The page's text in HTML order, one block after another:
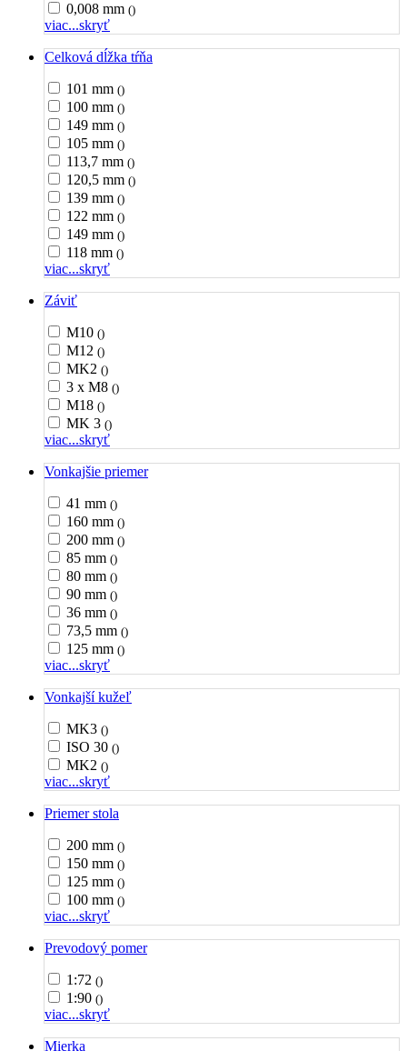
0,008 mm ()
viac...skryť
Celková dĺžka tŕňa
101 mm ()
100 mm ()
149 mm ()
105 mm ()
113,7 mm ()
120,5 mm ()
139 mm ()
122 mm ()
149 mm ()
118 mm ()
viac...skryť
Záviť
M10 ()
M12 ()
MK2 ()
3 x M8 ()
M18 ()
MK 3 ()
viac...skryť
Vonkajšie priemer
41 mm ()
160 mm ()
200 mm ()
85 mm ()
80 mm ()
90 mm ()
36 mm ()
73,5 mm ()
125 mm ()
viac...skryť
Vonkajší kužeľ
MK3 ()
ISO 30 ()
MK2 ()
viac...skryť
Priemer stola
200 mm ()
150 mm ()
125 mm ()
100 mm ()
viac...skryť
Prevodový pomer
1:72 ()
1:90 ()
viac...skryť
Mierka